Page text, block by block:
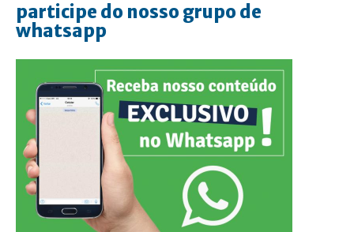
participe do nosso grupo de
whatsapp